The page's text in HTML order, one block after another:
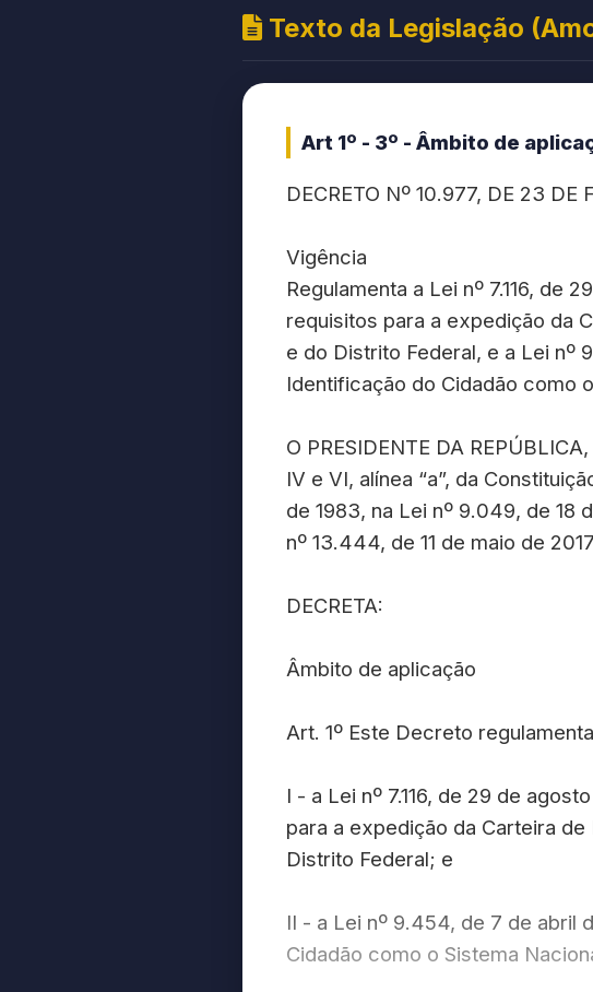
Texto da Legislação
Art 1º - 3º - Âmbito de
DECRETO Nº 10.977, DE 23 DE
Vigência
Regulamenta a Lei nº 7.116, de
requisitos para a expedição da
e do Distrito Federal, e a Lei nº
Identificação do Cidadão como
O PRESIDENTE DA
IV e VI, alínea “a”, da
de 1983, na Lei nº 9.049, de 18
nº 13.444, de 11 de maio de
DECRETA:
Âmbito de aplicação
Art. 1º Este Decreto
I - a Lei nº 7.116, de 29 de
para a expedição da Carteira
Distrito Federal; e
II - a Lei nº 9.454, de 7 de abril
Cidadão como o Sistema